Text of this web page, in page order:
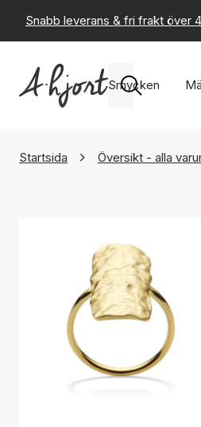
Snabb leverans & fri frakt över
Smycken
Startsida Översikt - alla